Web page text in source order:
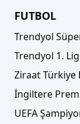
FUTBOL
Trendyol
Trendyol 1. Lig
Ziraat Türkiye
İngiltere
UEFA